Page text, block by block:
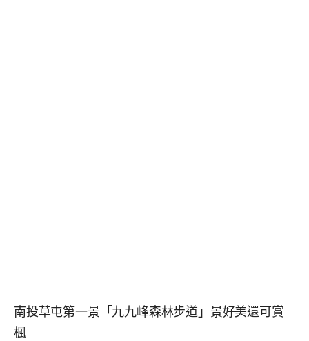
南投草屯第一景「九九峰森林步道」景好美還可賞
楓